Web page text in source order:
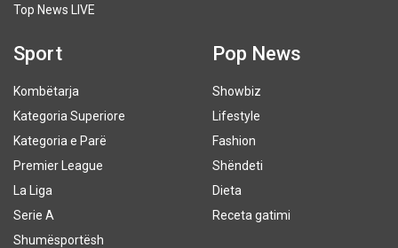
Top News LIVE
Sport
Kombëtarja
Kategoria Superiore
Kategoria e Parë
Premier League
La Liga
Serie A
Shumësportësh
Pop News
Showbiz
Lifestyle
Fashion
Shëndeti
Dieta
Receta gatimi